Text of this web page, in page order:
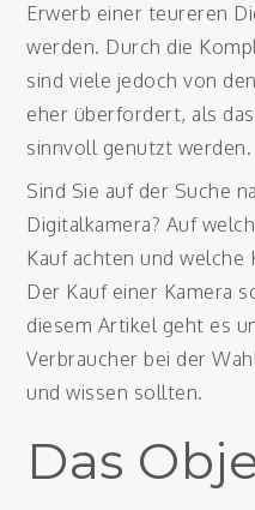
Erwerb einer teureren
werden. Durch die
sind viele jedoch von
eher überfordert, als
sinnvoll genutzt werden.
Sind Sie auf der Suche
Digitalkamera? Auf
Kauf achten und welche
Der Kauf einer Kamera
diesem Artikel geht es
Verbraucher bei der
und wissen sollten.
Das